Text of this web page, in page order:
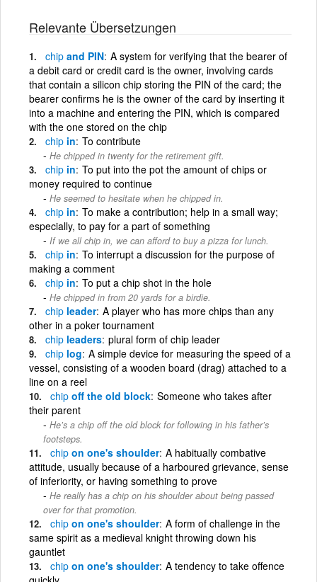
Relevante Übersetzungen
chip and PIN A system for verifying that the bearer of
a debit card or credit card is the owner, involving cards
that contain a silicon chip storing the PIN of the card; the
bearer confirms he is the owner of the card by inserting it
into a machine and entering the PIN, which is compared
with the one stored on the chip
chip in To contribute
He chipped in twenty for the retirement gift.
chip in To put into the pot the amount of chips or
money required to continue
He seemed to hesitate when he chipped in.
chip in To make a contribution; help in a small way;
especially, to pay for a part of something
If we all chip in, we can afford to buy a pizza for lunch.
chip in To interrupt a discussion for the purpose of
making a comment
chip in To put a chip shot in the hole
He chipped in from 20 yards for a birdie.
chip leader A player who has more chips than any
other in a poker tournament
chip leaders plural form of chip leader
chip log A simple device for measuring the speed of a
vessel, consisting of a wooden board (drag) attached to a
line on a reel
chip off the old block Someone who takes after
their parent
He’s a chip off the old block for following in his father’s
footsteps.
chip on one's shoulder A habitually combative
attitude, usually because of a harboured grievance, sense
of inferiority, or having something to prove
He really has a chip on his shoulder about being passed
over for that promotion.
chip on one's shoulder A form of challenge in the
same spirit as a medieval knight throwing down his
gauntlet
chip on one's shoulder A tendency to take offence